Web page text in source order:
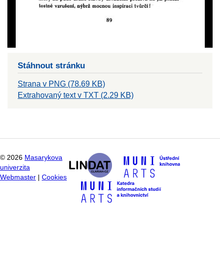
Stáhnout stránku
Strana v PNG (78.69 KB)
Extrahovaný text v TXT (2.29 KB)
© 2026 Masarykova
univerzita
Webmaster
Cookies